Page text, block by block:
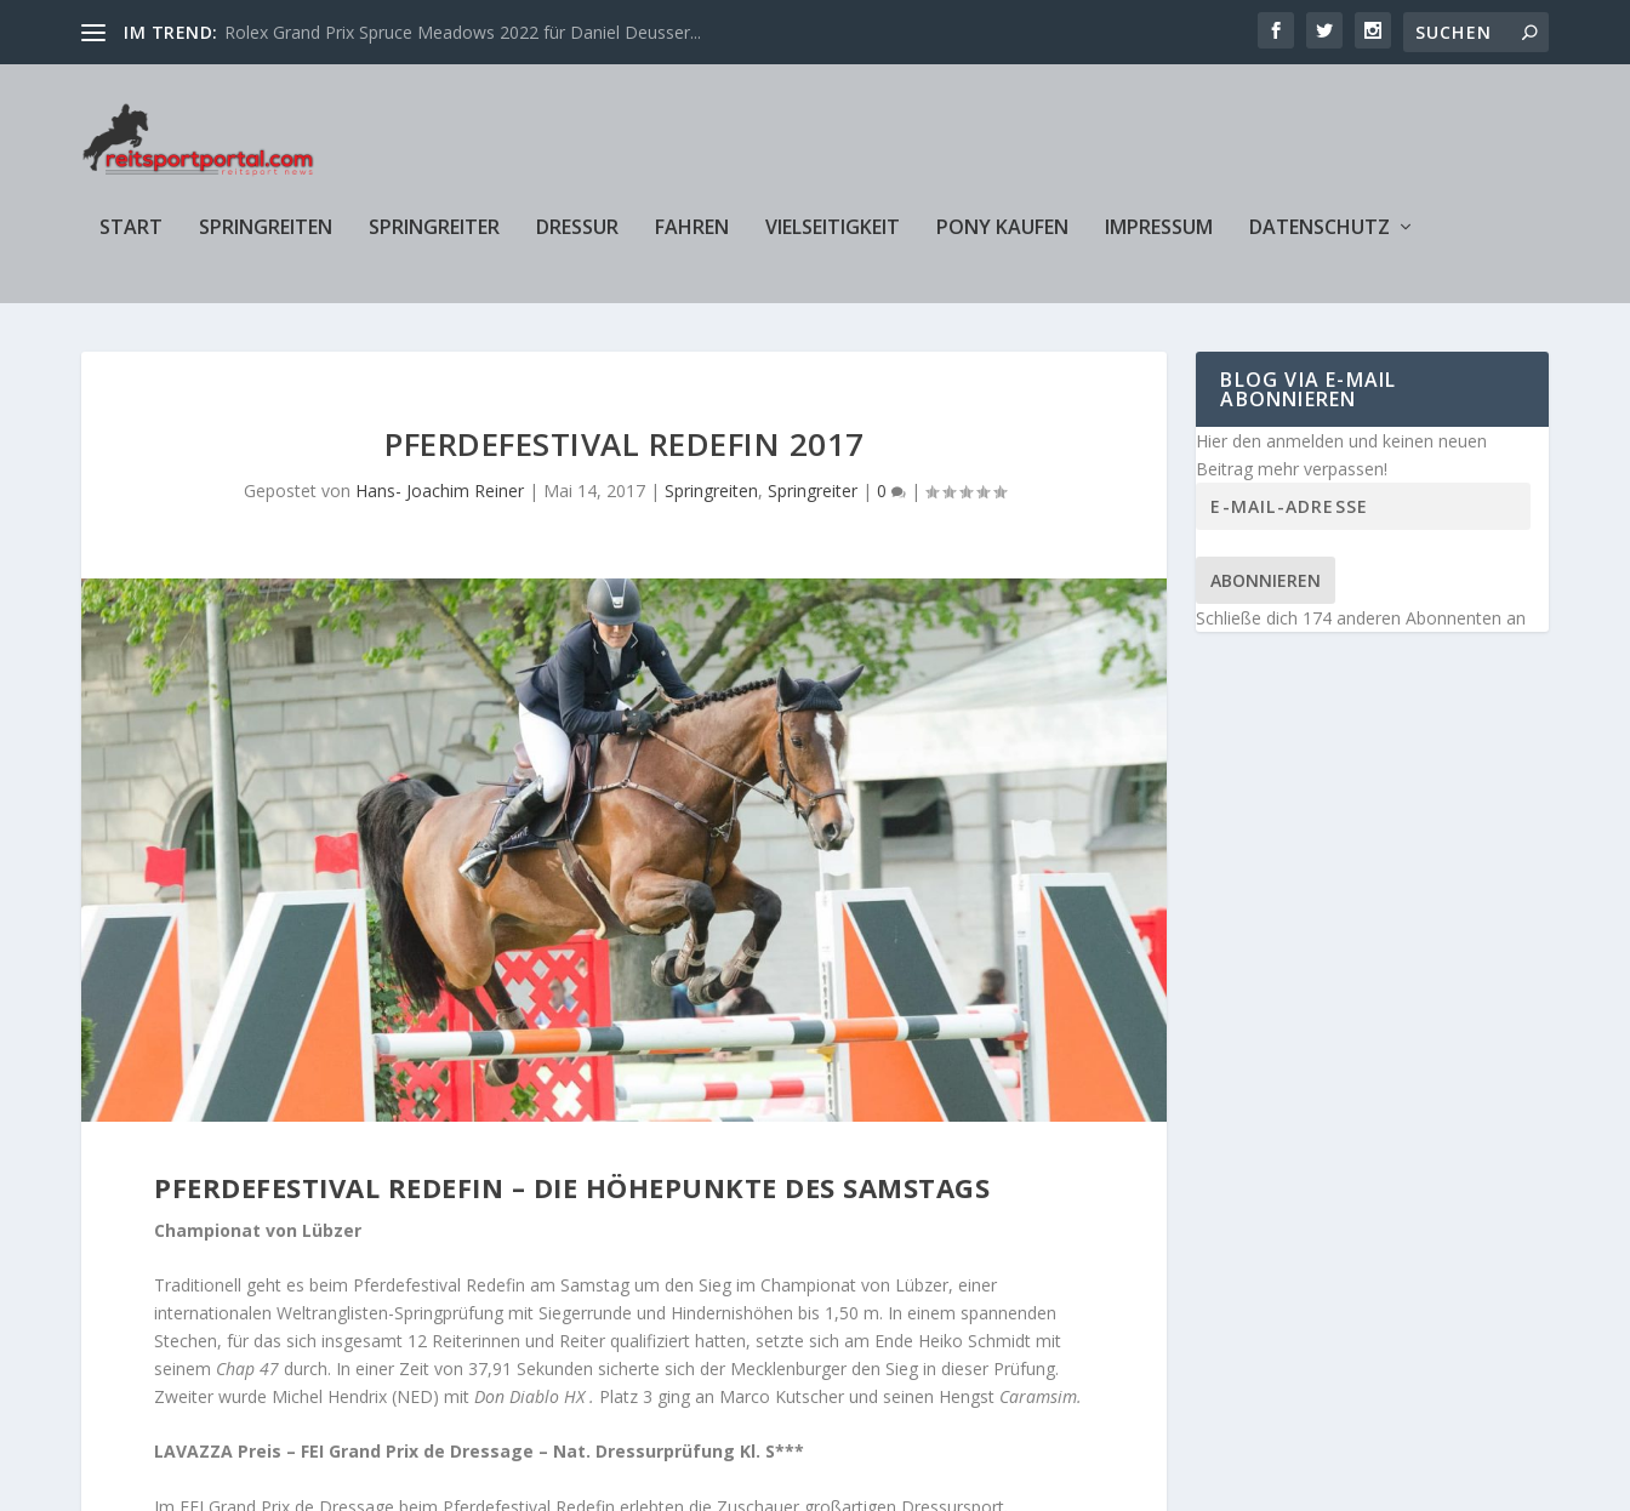
IM TREND: Rolex Grand Prix Spruce Meadows 2022 für Daniel Deusser...
START SPRINGREITEN SPRINGREITER DRESSUR FAHREN VIELSEITIGKEIT PONY KAUFEN IMPRESSUM DATENSCHUTZ
PFERDEFESTIVAL REDEFIN 2017
Gepostet von Hans- Joachim Reiner| Mai 14, 2017| Springreiten, Springreiter| 0 |
PFERDEFESTIVAL REDEFIN – DIE HÖHEPUNKTE DES SAMSTAGS
Championat von Lübzer
Traditionell geht es beim Pferdefestival Redefin am Samstag um den Sieg im Championat von Lübzer, einer
internationalen Weltranglisten-Springprüfung mit Siegerrunde und Hindernishöhen bis 1,50 m. In einem spannenden
Stechen, für das sich insgesamt 12 Reiterinnen und Reiter qualifiziert hatten, setzte sich am Ende Heiko Schmidt mit
seinem Chap 47 durch. In einer Zeit von 37,91 Sekunden sicherte sich der Mecklenburger den Sieg in dieser Prüfung.
Zweiter wurde Michel Hendrix (NED) mitDon Diablo HX . Platz 3 ging an Marco Kutscher und seinen Hengst Caramsim.
LAVAZZA Preis – FEI Grand Prix de Dressage – Nat. Dressurprüfung Kl. S***
BLOG VIA E-MAIL
ABONNIEREN
Hier den anmelden und keinen neuen
Beitrag mehr verpassen!
ABONNIEREN
Schließe dich 174 anderen Abonnenten an